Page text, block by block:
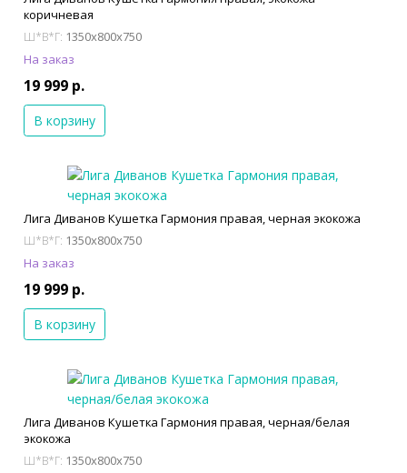
коричневая
Ш*В*Г: 1350x800x750
На заказ
19 999 р.
В корзину
Лига Диванов Кушетка Гармония правая, черная экокожа
Ш*В*Г: 1350x800x750
На заказ
19 999 р.
В корзину
Лига Диванов Кушетка Гармония правая, черная/белая
экокожа
Ш*В*Г: 1350x800x750